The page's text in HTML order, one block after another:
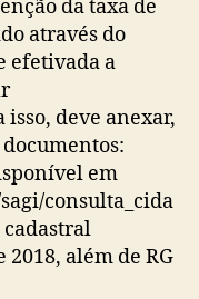
da taxa de
através do
efetivada a
deve anexar,
em
consulta_cida
cadastral
além de RG